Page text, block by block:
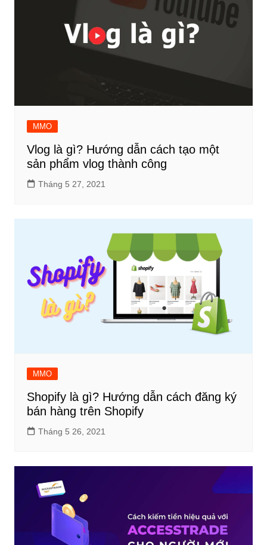
MMO
Vlog là gì? Hướng dẫn cách tạo một
sản phẩm vlog thành công
Tháng 5 27, 2021
MMO
Shopify là gì? Hướng dẫn cách đăng ký
bán hàng trên Shopify
Tháng 5 26, 2021